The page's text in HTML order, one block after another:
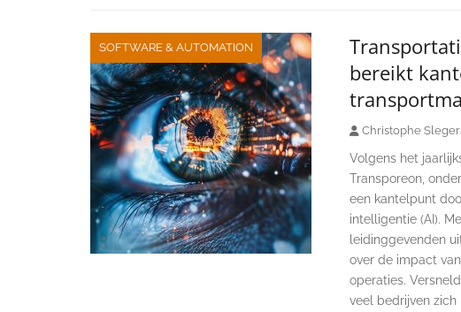
SOFTWARE & AUTOMATION
bereikt
Christophe
Volgens het
Transporeon,
een kantelpunt
intelligentie (AI).
leidinggevenden
over de impact
operaties.
veel bedrijven zich